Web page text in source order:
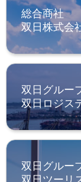
総合商社
双日株式会
双日グルー
双日ロジス
双日グルー
双日ツーリ